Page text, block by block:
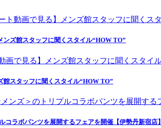
ズ館スタッフに聞くスタイル“HOW TO”
スタッフに聞くスタイル“HOW TO”
ラボパンツを展開するフェアを開催【伊勢丹新宿店】